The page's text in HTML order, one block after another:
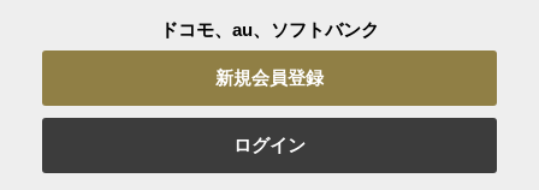
ドコモ、au、ソフトバンク
新規会員登録
ログイン